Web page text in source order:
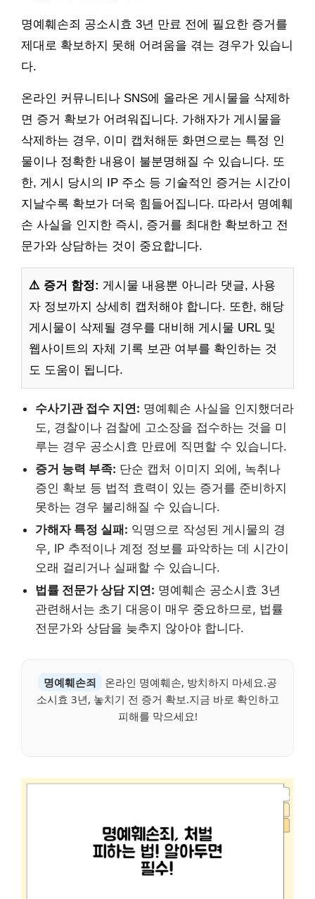
명예훼손죄 공소시효 3년 만료 전에 필요한 증거를
제대로 확보하지 못해 어려움을 겪는 경우가 있습니
다.
온라인 커뮤니티나 SNS에 올라온 게시물을 삭제하
면 증거 확보가 어려워집니다. 가해자가 게시물을
삭제하는 경우, 이미 캡처해둔 화면으로는 특정 인
물이나 정확한 내용이 불분명해질 수 있습니다. 또
한, 게시 당시의 IP 주소 등 기술적인 증거는 시간이
지날수록 확보가 더욱 힘들어집니다. 따라서 명예훼
손 사실을 인지한 즉시, 증거를 최대한 확보하고 전
문가와 상담하는 것이 중요합니다.
⚠️ 증거 함정: 게시물 내용뿐 아니라 댓글, 사용
자 정보까지 상세히 캡처해야 합니다. 또한, 해당
게시물이 삭제될 경우를 대비해 게시물 URL 및
웹사이트의 자체 기록 보관 여부를 확인하는 것
도 도움이 됩니다.
수사기관 접수 지연: 명예훼손 사실을 인지했더라
도, 경찰이나 검찰에 고소장을 접수하는 것을 미
루는 경우 공소시효 만료에 직면할 수 있습니다.
증거 능력 부족: 단순 캡처 이미지 외에, 녹취나
증인 확보 등 법적 효력이 있는 증거를 준비하지
못하는 경우 불리해질 수 있습니다.
가해자 특정 실패: 익명으로 작성된 게시물의 경
우, IP 추적이나 계정 정보를 파악하는 데 시간이
오래 걸리거나 실패할 수 있습니다.
법률 전문가 상담 지연: 명예훼손 공소시효 3년
관련해서는 초기 대응이 매우 중요하므로, 법률
전문가와 상담을 늦추지 않아야 합니다.
명예훼손죄
온라인 명예훼손, 방치하지 마세요.공
소시효 3년, 놓치기 전 증거 확보.지금 바로 확인하고
피해를 막으세요!